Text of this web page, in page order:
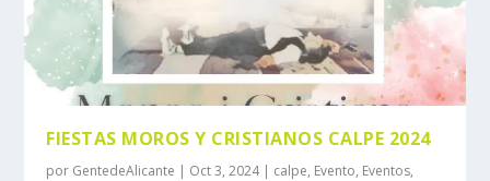
FIESTAS MOROS Y CRISTIANOS CALPE 2024
por GentedeAlicante | Oct 3, 2024| calpe, Evento, Eventos,